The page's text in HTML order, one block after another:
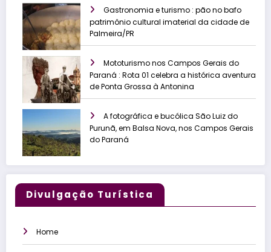
Gastronomia e turismo : pão no bafo
patrimônio cultural imaterial da cidade de
Palmeira/PR
Mototurismo nos Campos Gerais do
Paraná : Rota 01 celebra a histórica aventura
de Ponta Grossa à Antonina
A fotográfica e bucólica São Luiz do
Purunã, em Balsa Nova, nos Campos Gerais
do Paraná
Divulgação Turística
Home